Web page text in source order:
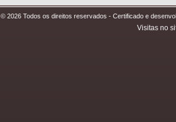
© 2026 Todos os direitos reservados - Certificado e
Visitas no